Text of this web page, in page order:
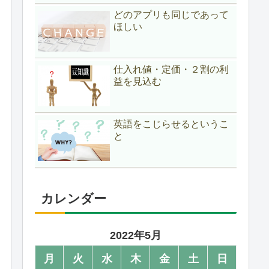
どのアプリも同じであって
ほしい
仕入れ値・定価・２割の利
益を見込む
英語をこじらせるというこ
と
カレンダー
2022年5月
月
火 水 木 金 土
日